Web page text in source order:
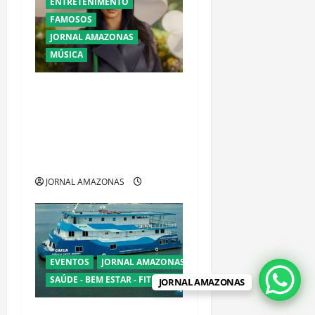
FAMOSOS
JORNAL AMAZONAS
MÚSICA
JORNAL AMAZONAS
EVENTOS
JORNAL AMAZONAS
SAÚDE - BEM ESTAR - FITNESS - ESPORTE
JORNAL AMAZONAS